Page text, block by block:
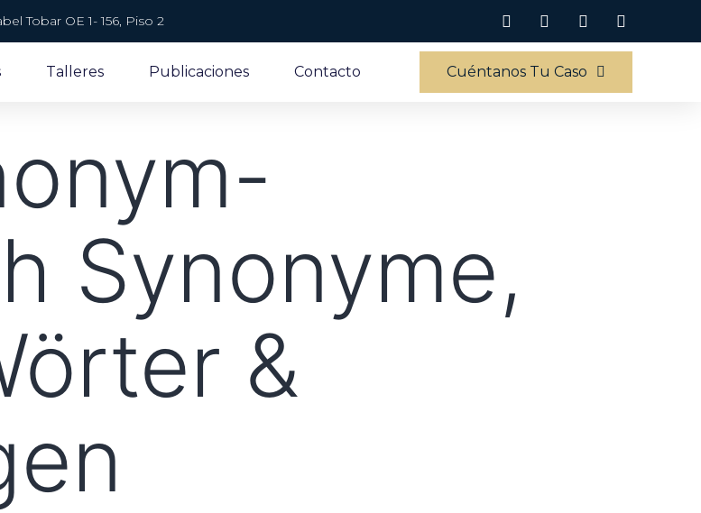
Tobar OE 1- 156, Piso 2
Talleres Publicaciones Contacto Cuéntanos Tu Caso
Synonyme,
&